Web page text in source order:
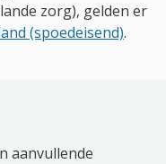
zorg), gelden er
(spoedeisend).
aanvullende